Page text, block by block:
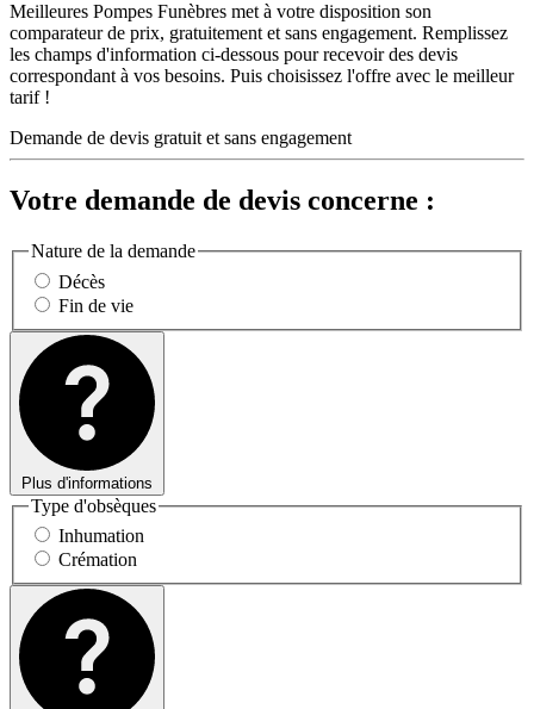
Meilleures Pompes Funèbres met à votre disposition son
comparateur de prix, gratuitement et sans engagement. Remplissez
les champs d'information ci-dessous pour recevoir des devis
correspondant à vos besoins. Puis choisissez l'offre avec le meilleur
tarif !
Demande de devis gratuit et sans engagement
Votre demande de devis concerne :
Nature de la demande
Décès
Fin de vie
Plus d'informations
Type d'obsèques
Inhumation
Crémation